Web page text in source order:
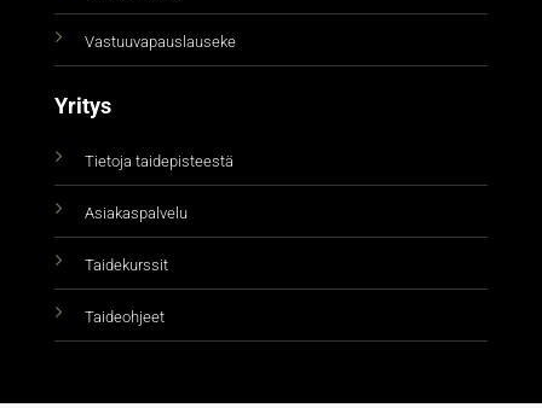
Vastuuvapauslauseke
Yritys
Tietoja taidepisteestä
Asiakaspalvelu
Taidekurssit
Taideohjeet